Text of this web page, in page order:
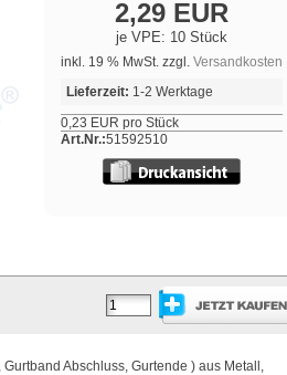
2,29 EUR
je VPE: 10 Stück
inkl. 19 % MwSt. zzgl. Versandkosten
Lieferzeit: 1-2 Werktage
0,23 EUR pro Stück
Art.Nr.:51592510
Abschluss, Gurtende ) aus Metall,